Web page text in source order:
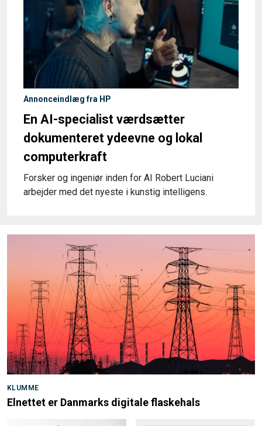
Annonceindlæg fra HP
En AI-specialist værdsætter
dokumenteret ydeevne og lokal
computerkraft
Forsker og ingeniør inden for AI Robert Luciani
arbejder med det nyeste i kunstig intelligens.
KLUMME
Elnettet er Danmarks digitale flaskehals